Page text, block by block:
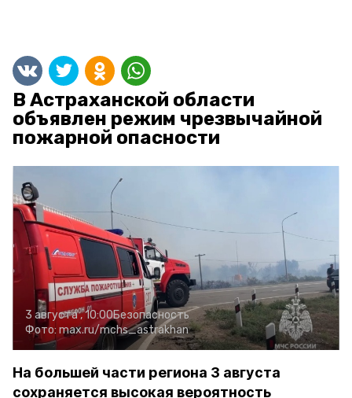
В Астраханской области
объявлен режим чрезвычайной
пожарной опасности
3 августа , 10:00Безопасность
Фото: max.ru/mchs_astrakhan
На большей части региона 3 августа
сохраняется высокая вероятность